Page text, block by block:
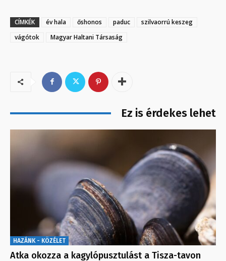
CÍMKÉK év hala őshonos paduc
szilvaorrú keszeg
vágótok
Magyar Haltani Társaság
Ez is érdekes lehet
HAZÁNK - KÖZÉLET
Atka okozza a kagylópusztulást a Tisza-tavon